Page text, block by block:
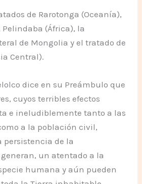
de Rarotonga (Oceanía),
(África), la
de Mongolia y el tratado de
Central).
dice en su Preámbulo que
cuyos terribles efectos
e ineludiblemente tanto a las
a la población civil,
persistencia de la
un atentado a la
humana y aún pueden